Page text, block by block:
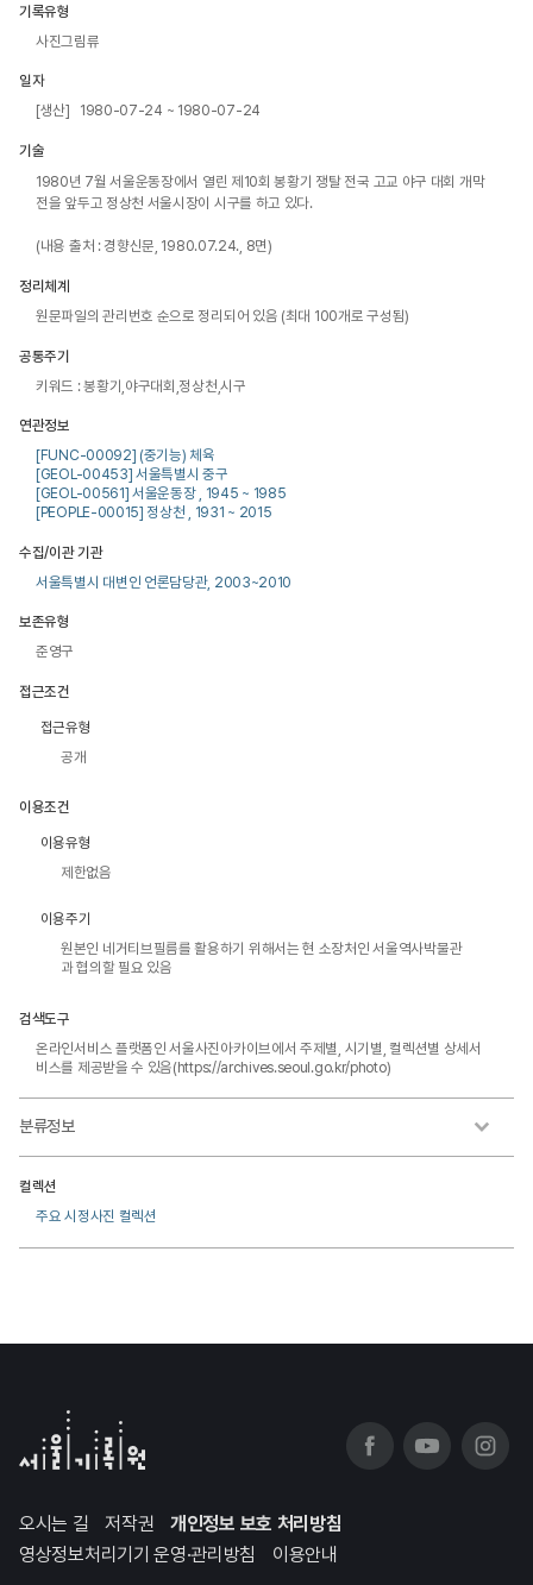
기록유형
사진그림류
일자
[생산] 1980-07-24 ~ 1980-07-24
기술
1980년 7월 서울운동장에서 열린 제10회 봉황기 쟁탈 전국 고교 야구 대회 개막
전을 앞두고 정상천 서울시장이 시구를 하고 있다.
(내용 출처 : 경향신문, 1980.07.24., 8면)
정리체계
원문파일의 관리번호 순으로 정리되어 있음 (최대 100개로 구성됨)
공통주기
키워드 : 봉황기,야구대회,정상천,시구
연관정보
[FUNC-00092] (중기능) 체육
[GEOL-00453] 서울특별시 중구
[GEOL-00561] 서울운동장 , 1945 ~ 1985
[PEOPLE-00015] 정상천 , 1931 ~ 2015
수집/이관 기관
서울특별시 대변인 언론담당관, 2003~2010
보존유형
준영구
접근조건
접근유형
공개
이용조건
이용유형
제한없음
이용주기
원본인 네거티브필름를 활용하기 위해서는 현 소장처인 서울역사박물관
과 협의할 필요 있음
검색도구
온라인서비스 플랫폼인 서울사진아카이브에서 주제별, 시기별, 컬렉션별 상세서
비스를 제공받을 수 있음(https://archives.seoul.go.kr/photo)
분류정보
컬렉션
주요 시정사진 컬렉션
오시는 길 저작권
개인정보 보호 처리방침
영상정보처리기기 운영·관리방침
이용안내